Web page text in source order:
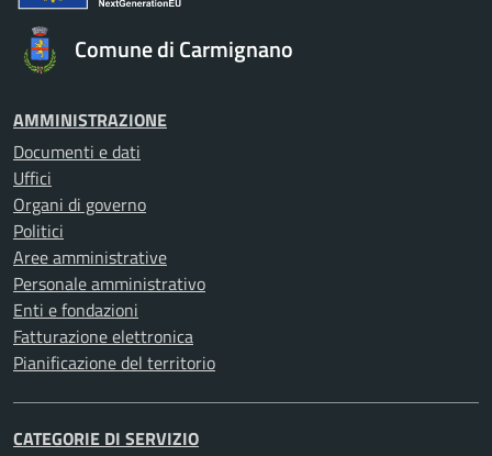
Comune di Carmignano
AMMINISTRAZIONE
Documenti e dati
Uffici
Organi di governo
Politici
Aree amministrative
Personale amministrativo
Enti e fondazioni
Fatturazione elettronica
Pianificazione del territorio
CATEGORIE DI SERVIZIO